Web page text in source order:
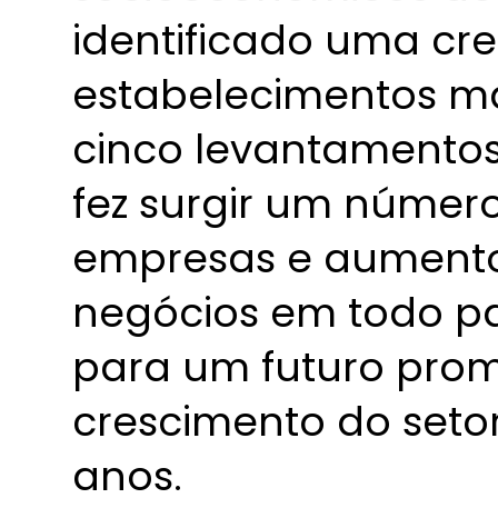
identificado uma
estabelecimentos
cinco
fez surgir um
empresas e
negócios em todo
para um futuro
crescimento do
anos.